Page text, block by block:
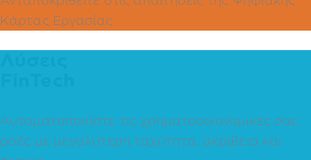
Κάρτας Εργασίας
Αυτοματοποιήστε τις χρηματοοικονομικές σας
ροές με μεγαλύτερη ταχύτητα, ακρίβεια και